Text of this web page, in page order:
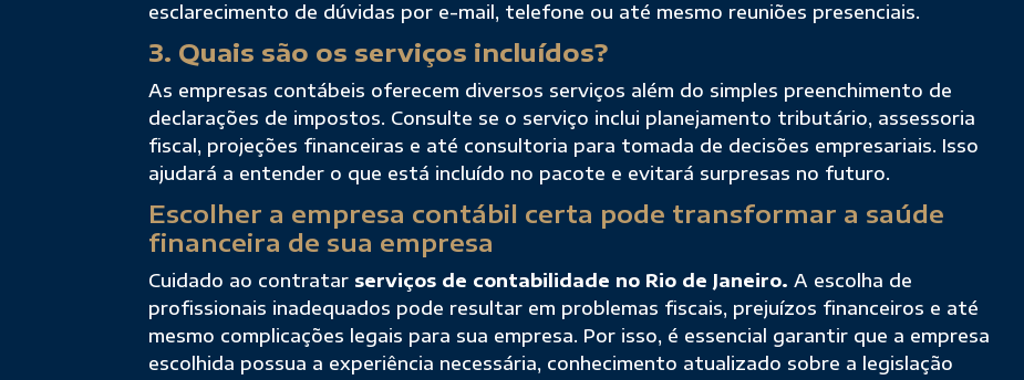
esclarecimento de dúvidas por e-mail, telefone ou até mesmo reuniões presenciais.
3. Quais são os serviços incluídos?
As empresas contábeis oferecem diversos serviços além do simples preenchimento de
declarações de impostos. Consulte se o serviço inclui planejamento tributário, assessoria
fiscal, projeções financeiras e até consultoria para tomada de decisões empresariais. Isso
ajudará a entender o que está incluído no pacote e evitará surpresas no futuro.
Escolher a empresa contábil certa pode transformar a saúde
financeira de sua empresa
Cuidado ao contratar serviços de contabilidade no Rio de Janeiro.A escolha de
profissionais inadequados pode resultar em problemas fiscais, prejuízos financeiros e até
mesmo complicações legais para sua empresa. Por isso, é essencial garantir que a empresa
escolhida possua a experiência necessária, conhecimento atualizado sobre a legislação